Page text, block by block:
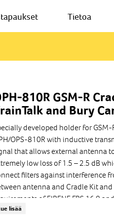
Tietoa
810R GSM-R
and Bury
developed holder for GSM-
OPS-810R with inductive
that allows external antenna
low loss of 1.5 – 2.5 dB
filters against interference
antenna and Cradle Kit
of EIRENE FRS 16.0
3-2 and EN45545.
lisää